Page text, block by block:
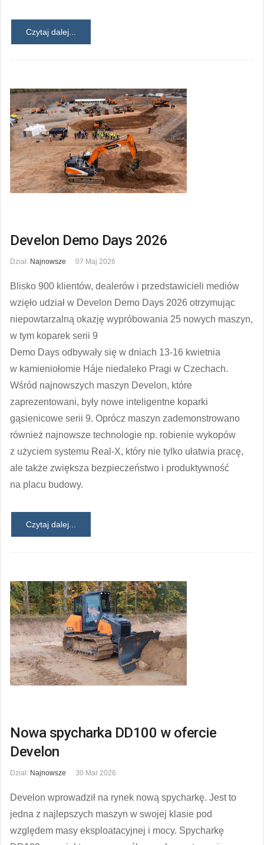
Czytaj dalej...
Develon Demo Days 2026
Dział: Najnowsze 07 Maj 2026
Blisko 900 klientów, dealerów i przedstawicieli mediów
wzięło udział w Develon Demo Days 2026 otrzymując
niepowtarzalną okazję wypróbowania 25 nowych maszyn,
w tym koparek serii 9
Demo Days odbywały się w dniach 13-16 kwietnia
w kamieniołomie Háje niedaleko Pragi w Czechach.
Wśród najnowszych maszyn Develon, które
zaprezentowani, były nowe inteligentne koparki
gąsienicowe serii 9. Oprócz maszyn zademonstrowano
również najnowsze technologie np. robienie wykopów
z użyciem systemu Real-X, który nie tylko ułatwia pracę,
ale także zwiększa bezpieczeństwo i produktywność
na placu budowy.
Czytaj dalej...
Nowa spycharka DD100 w ofercie
Develon
Dział: Najnowsze 30 Mar 2026
Develon wprowadził na rynek nową spycharkę. Jest to
jedna z najlepszych maszyn w swojej klasie pod
względem masy eksploatacyjnej i mocy. Spycharkę